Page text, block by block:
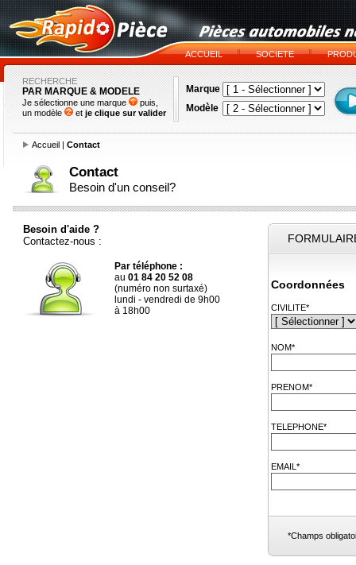
ACCUEIL SOCIETE
RECHERCHE
PAR MARQUE & MODELE
Je sélectionne une marque
puis,
un modèle
et je clique sur valider
Marque
Modèle
Accueil | Contact
Contact
Besoin d'un conseil?
Besoin d'aide ?
Contactez-nous :
Par téléphone :
au 01 84 20 52 08
(numéro non surtaxé)
lundi - vendredi de 9h00
à 18h00
Coordonnées
CIVILITE*
NOM*
PRENOM*
TELEPHONE*
EMAIL*
*Champs